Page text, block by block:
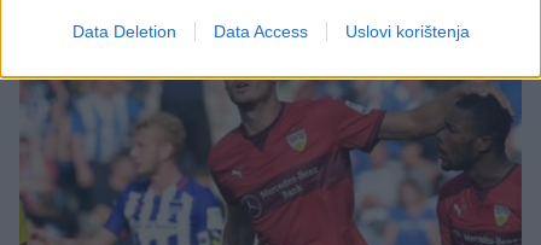
Data Deletion Data Access Uslovi korištenja